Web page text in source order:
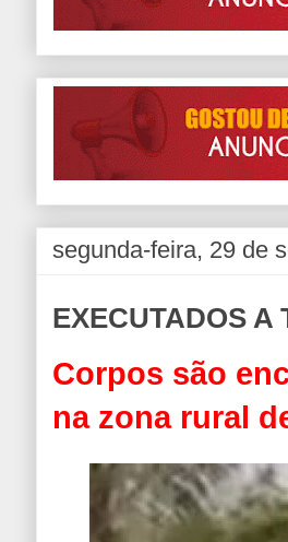
segunda-feira, 29 de
EXECUTADOS A
Corpos são
na zona rural